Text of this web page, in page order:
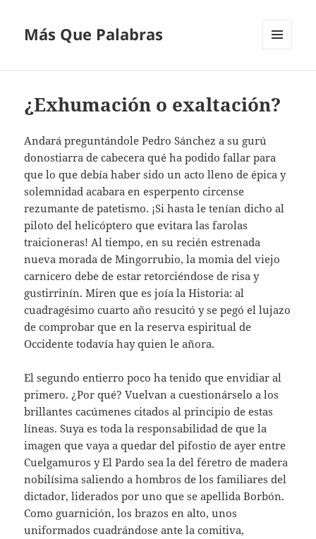
Más Que Palabras
¿Exhumación o exaltación?
Andará preguntándole Pedro Sánchez a su gurú
donostiarra de cabecera qué ha podido fallar para
que lo que debía haber sido un acto lleno de épica y
solemnidad acabara en esperpento circense
rezumante de patetismo. ¡Si hasta le tenían dicho al
piloto del helicóptero que evitara las farolas
traicioneras! Al tiempo, en su recién estrenada
nueva morada de Mingorrubio, la momia del viejo
carnicero debe de estar retorciéndose de risa y
gustirrinín. Miren que es joía la Historia: al
cuadragésimo cuarto año resucitó y se pegó el lujazo
de comprobar que en la reserva espiritual de
Occidente todavía hay quien le añora.
El segundo entierro poco ha tenido que envidiar al
primero. ¿Por qué? Vuelvan a cuestionárselo a los
brillantes cacúmenes citados al principio de estas
líneas. Suya es toda la responsabilidad de que la
imagen que vaya a quedar del pifostio de ayer entre
Cuelgamuros y El Pardo sea la del féretro de madera
nobilísima saliendo a hombros de los familiares del
dictador, liderados por uno que se apellida Borbón.
Como guarnición, los brazos en alto, unos
uniformados cuadrándose ante la comitiva,